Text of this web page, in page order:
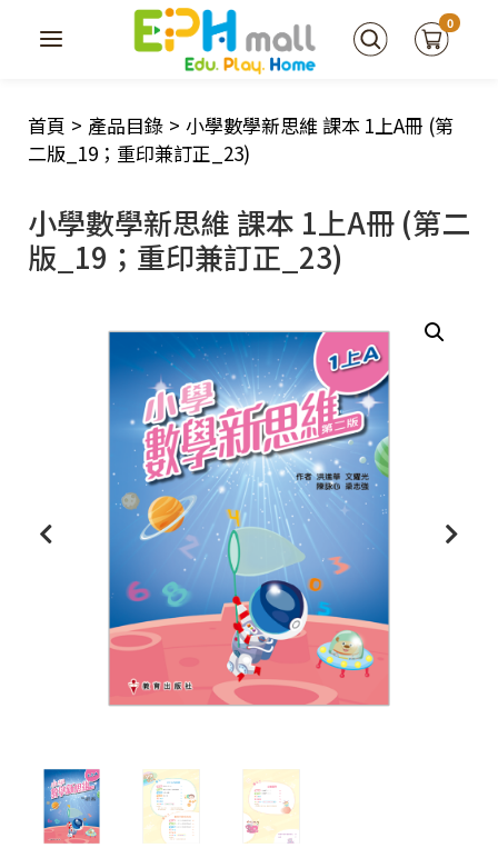
0
首頁 > 產品目錄 > 小學數學新思維 課本 1上A冊 (第
二版_19；重印兼訂正_23)
小學數學新思維 課本 1上A冊 (第二
版_19；重印兼訂正_23)